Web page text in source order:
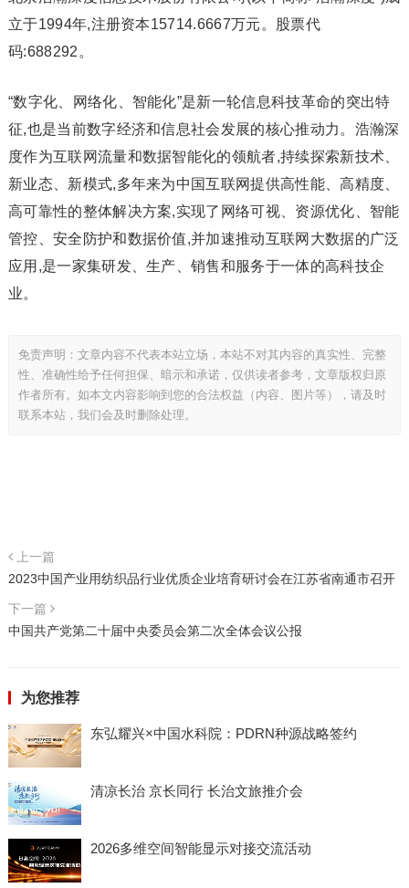
立于1994年,注册资本15714.6667万元。股票代
码:688292。
“数字化、网络化、智能化”是新一轮信息科技革命的突出特
征,也是当前数字经济和信息社会发展的核心推动力。浩瀚深
度作为互联网流量和数据智能化的领航者,持续探索新技术、
新业态、新模式,多年来为中国互联网提供高性能、高精度、
高可靠性的整体解决方案,实现了网络可视、资源优化、智能
管控、安全防护和数据价值,并加速推动互联网大数据的广泛
应用,是一家集研发、生产、销售和服务于一体的高科技企
业。
免责声明：文章内容不代表本站立场，本站不对其内容的真实性、完整
性、准确性给予任何担保、暗示和承诺，仅供读者参考，文章版权归原
作者所有。如本文内容影响到您的合法权益（内容、图片等），请及时
联系本站，我们会及时删除处理。
上一篇
2023中国产业用纺织品行业优质企业培育研讨会在江苏省南通市召开
下一篇
中国共产党第二十届中央委员会第二次全体会议公报
为您推荐
东弘耀兴×中国水科院：PDRN种源战略签约
清凉长治 京长同行 长治文旅推介会
2026多维空间智能显示对接交流活动